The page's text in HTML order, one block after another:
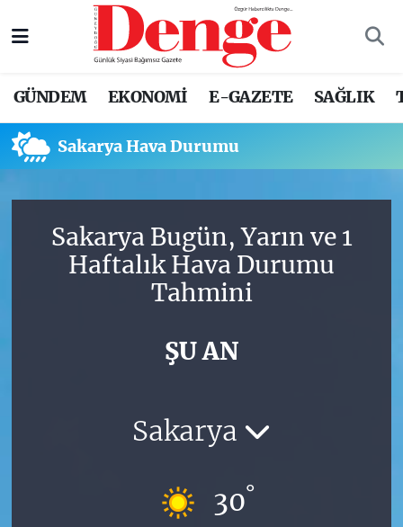
GÜNDEM EKONOMİ E-GAZETE SAĞLIK
Sakarya Hava Durumu
Sakarya Bugün, Yarın ve 1
Haftalık Hava Durumu
Tahmini
ŞU AN
Sakarya
30°
Nöbetçi Eczaneler
Trafik Durumu
Süper Lig Puan Durumu ve Fikstür
Tüm Manşetler
Son Dakika Haberleri